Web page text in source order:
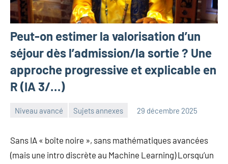
Peut-on estimer la valorisation d’un
séjour dès l’admission/la sortie ? Une
approche progressive et explicable en
R (IA 3/…)
Niveau avancé Sujets annexes 29 décembre 2025
Sans IA « boîte noire », sans mathématiques avancées
(mais une intro discrète au Machine Learning) Lorsqu’un